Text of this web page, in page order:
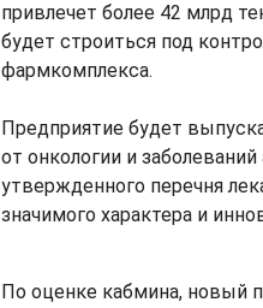
привлечет более 42 млрд
будет строиться под
фармкомплекса.
Предприятие будет
от онкологии и
утвержденного перечня
значимого характера и
По оценке кабмина, новый